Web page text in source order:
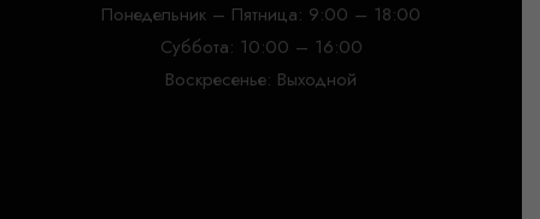
Понедельник – Пятница: 9:00 – 18:00
Суббота: 10:00 – 16:00
Воскресенье: Выходной